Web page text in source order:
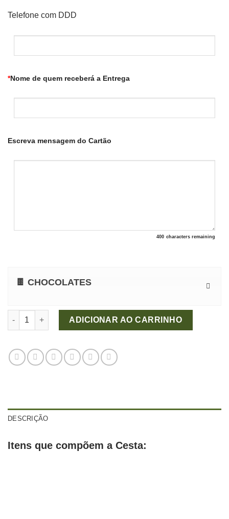
Telefone com DDD
*Nome de quem receberá a Entrega
Escreva mensagem do Cartão
400 characters remaining
🍫 CHOCOLATES
Cesta Perfeito Amor quantidade
ADICIONAR AO CARRINHO
DESCRIÇÃO
Itens que compõem a Cesta: